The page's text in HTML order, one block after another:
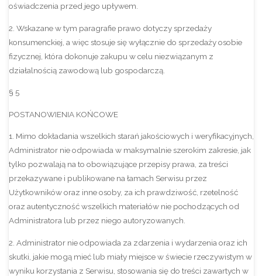
oświadczenia przed jego upływem.
2. Wskazane w tym paragrafie prawo dotyczy sprzedaży
konsumenckiej, a więc stosuje się wyłącznie do sprzedaży osobie
fizycznej, która dokonuje zakupu w celu niezwiązanym z
działalnością zawodową lub gospodarczą.
§ 5
POSTANOWIENIA KOŃCOWE
1. Mimo dokładania wszelkich starań jakościowych i weryfikacyjnych,
Administrator nie odpowiada w maksymalnie szerokim zakresie, jak
tylko pozwalają na to obowiązujące przepisy prawa, za treści
przekazywane i publikowane na łamach Serwisu przez
Użytkowników oraz inne osoby, za ich prawdziwość, rzetelność
oraz autentyczność wszelkich materiałów nie pochodzących od
Administratora lub przez niego autoryzowanych.
2. Administrator nie odpowiada za zdarzenia i wydarzenia oraz ich
skutki, jakie mogą mieć lub miały miejsce w świecie rzeczywistym w
wyniku korzystania z Serwisu, stosowania się do treści zawartych w